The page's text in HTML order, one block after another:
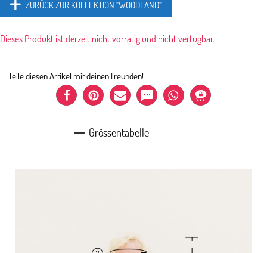
ZURÜCK ZUR KOLLEKTION "WOODLAND"
Dieses Produkt ist derzeit nicht vorrätig und nicht verfügbar.
Teile diesen Artikel mit deinen Freunden!
Grössentabelle